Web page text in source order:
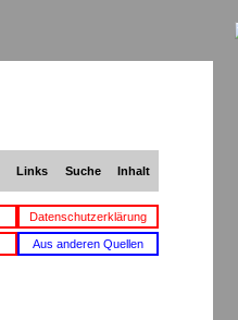
Links Suche Inhalt
Datenschutzerklärung
Aus anderen Quellen